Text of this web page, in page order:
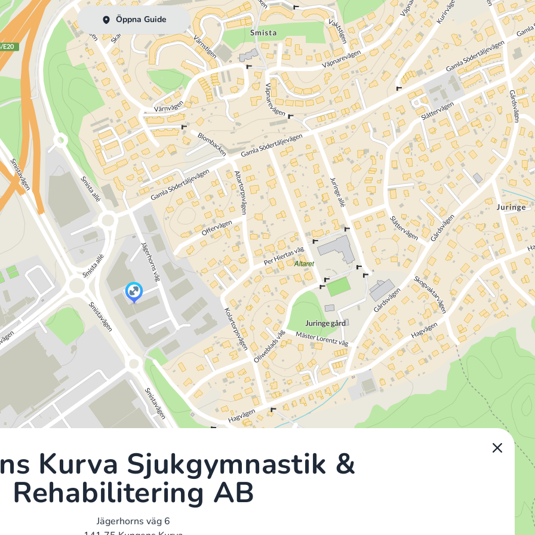
Öppna Guide
Kurva Sjukgymnastik &
Rehabilitering AB
Jägerhorns väg 6